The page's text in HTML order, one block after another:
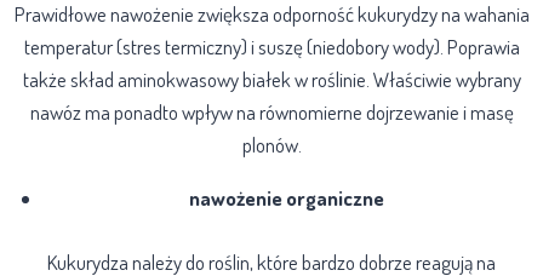
Prawidłowe nawożenie zwiększa odporność kukurydzy na wahania
temperatur (stres termiczny) i suszę (niedobory wody). Poprawia
także skład aminokwasowy białek w roślinie. Właściwie wybrany
nawóz ma ponadto wpływ na równomierne dojrzewanie i masę
plonów.
nawożenie organiczne
Kukurydza należy do roślin, które bardzo dobrze reagują na